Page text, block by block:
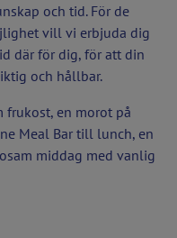
och tid. För de
vill vi erbjuda dig
där för dig, för att din
och hållbar.
frukost, en morot på
Meal Bar till lunch, en
middag med vanlig